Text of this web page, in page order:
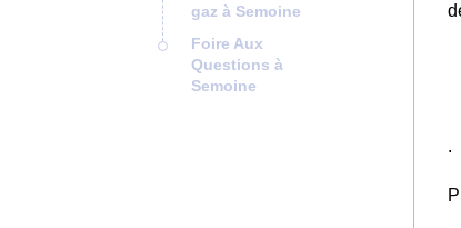
gaz à Semoine
Foire Aux
Questions à
Semoine
.